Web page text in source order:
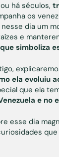
há séculos,
os
dia um
e
simboliza
ela evoluiu
que ela
e no
esse dia
que